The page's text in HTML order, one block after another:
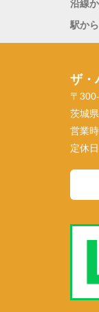
沿線
駅か
ザ・
〒
茨城
営業時
定休日